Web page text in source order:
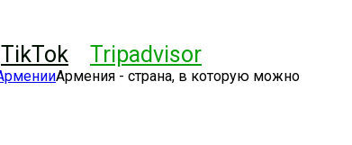
TikTok Tripadvisor
Армения - страна, в которую можно